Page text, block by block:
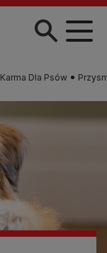
Karma Dla Psów